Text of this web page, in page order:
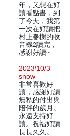
年，又想在好
讀看點書，到
了今天，我第
一次在好讀把
村上春樹的收
音機2讀完，
感謝好讀~
2023/10/3
snow
非常喜歡好
讀，感謝好讀
無私的付出與
陪伴的歲月。
永遠支持好
讀。祝福好讀
長長久久。